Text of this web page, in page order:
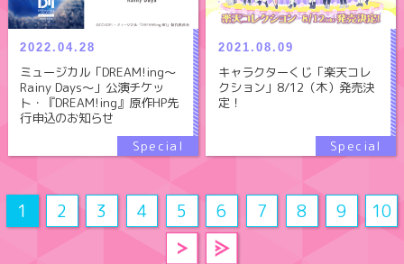
2022.04.28
ミュージカル「DREAM!ing～
Rainy Days～」公演チケッ
ト・『DREAM!ing』原作HP先
行申込のお知らせ
2021.08.09
キャラクターくじ「楽天コレ
クション」8/12（木）発売決
定！
1 2 3 4 5 6 7 8 9 10